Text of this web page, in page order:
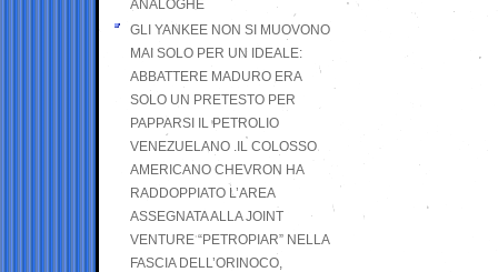
ANALOGHE
GLI YANKEE NON SI MUOVONO
MAI SOLO PER UN IDEALE:
ABBATTERE MADURO ERA
SOLO UN PRETESTO PER
PAPPARSI IL PETROLIO
VENEZUELANO .IL COLOSSO
AMERICANO CHEVRON HA
RADDOPPIATO L’AREA
ASSEGNATA ALLA JOINT
VENTURE “PETROPIAR” NELLA
FASCIA DELL’ORINOCO,